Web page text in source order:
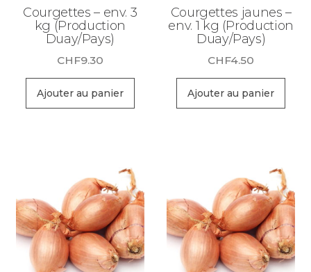
Courgettes – env. 3
kg (Production
Duay/Pays)
CHF9.30
Ajouter au panier
Courgettes jaunes –
env. 1 kg (Production
Duay/Pays)
CHF4.50
Ajouter au panier